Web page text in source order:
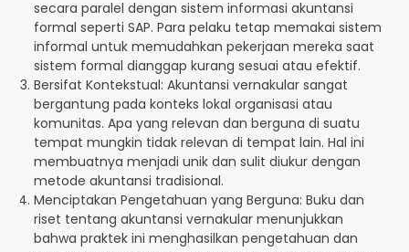
secara paralel dengan sistem informasi akuntansi
formal seperti SAP. Para pelaku tetap memakai sistem
informal untuk memudahkan pekerjaan mereka saat
sistem formal dianggap kurang sesuai atau efektif.
Bersifat Kontekstual: Akuntansi vernakular sangat
bergantung pada konteks lokal organisasi atau
komunitas. Apa yang relevan dan berguna di suatu
tempat mungkin tidak relevan di tempat lain. Hal ini
membuatnya menjadi unik dan sulit diukur dengan
metode akuntansi tradisional.
Menciptakan Pengetahuan yang Berguna: Buku dan
riset tentang akuntansi vernakular menunjukkan
bahwa praktek ini menghasilkan pengetahuan dan